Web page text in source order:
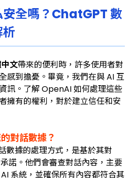
安全嗎？ChatGPT 數
文帶來的便利時，許多使用者對
感到擔憂。畢竟，我們在與 AI 互
訊。了解 OpenAI 如何處理這些
擁有的權利，對於建立信任和安
對話數據？
數據的處理方式，是基於其對
諾。他們會審查對話內容，主要
系統，並確保所有內容都符合其